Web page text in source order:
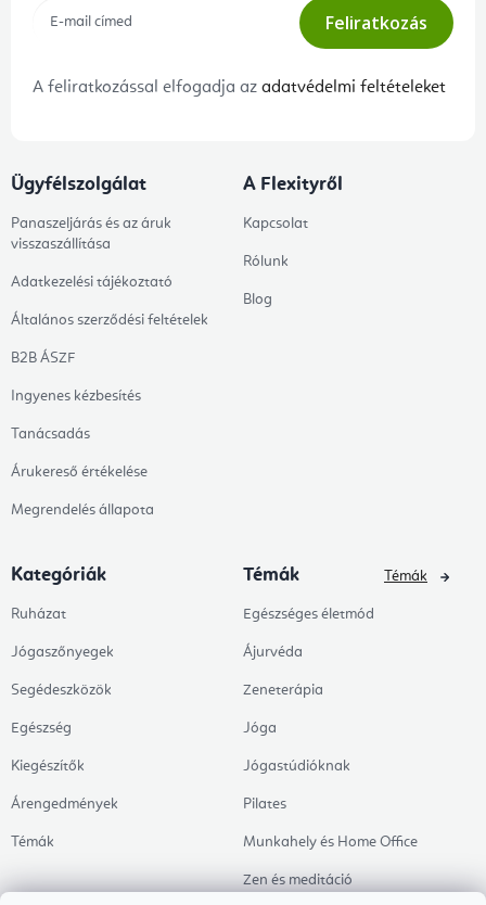
Feliratkozás
A feliratkozással elfogadja az adatvédelmi feltételeket
Ügyfélszolgálat
Panaszeljárás és az áruk
visszaszállítása
Adatkezelési tájékoztató
Általános szerződési feltételek
B2B ÁSZF
Ingyenes kézbesítés
Tanácsadás
Árukereső értékelése
Megrendelés állapota
A Flexityről
Kapcsolat
Rólunk
Blog
Kategóriák
Ruházat
Jógaszőnyegek
Segédeszközök
Egészség
Kiegészítők
Árengedmények
Témák
Témák
Egészséges életmód
Ájurvéda
Zeneterápia
Jóga
Jógastúdióknak
Pilates
Munkahely és Home Office
Zen és meditáció
Témák